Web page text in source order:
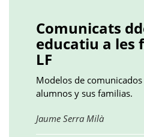
Comunicats
educatiu a les
LF
Modelos de
alumnos y sus familias.
Jaume Serra MilàObre